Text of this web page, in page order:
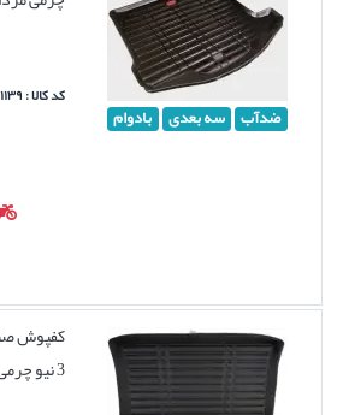
ضدآب سه بعدی بادوام
کد کالا : ۱۱۳۹
کفپوش
3 نیو چرمی طرح excellent